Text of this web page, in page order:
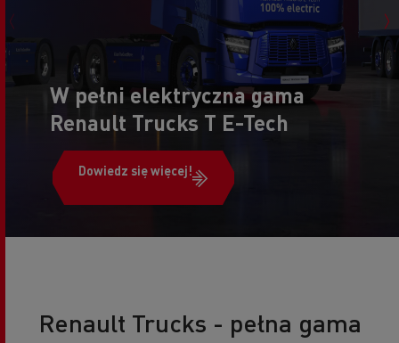
W pełni elektryczna gama
Renault Trucks T E-Tech
Dowiedz się więcej!
Renault Trucks - pełna gama